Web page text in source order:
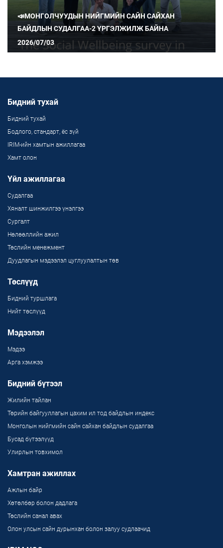
📣МОНГОЛЧУУДЫН НИЙГМИЙН САЙН САЙХАН
БАЙДЛЫН СУДАЛГАА-2 ҮРГЭЛЖИЛЖ БАЙНА
2026/07/03
Бидний тухай
Бидний тухай
Бодлого, стандарт, ёс зүй
IRIM-ийн хамтын ажиллагаа
Хамт олон
Үйл ажиллагаа
Судалгаа
Хяналт шинжилгээ үнэлгээ
Сургалт
Нөлөөллийн ажил
Төслийн менежмент
Дуудлагын мэдээлэл цуглуулалтын төв
Төслүүд
Бидний туршлага
Нийт төслүүд
Мэдээлэл
Мэдээ
Арга хэмжээ
Бидний бүтээл
Жилийн тайлан
Төрийн байгууллагын цахим ил тод байдлын индекс
Монголын нийгмийн сайн сайхан байдлын судалгаа
Бусад бүтээлүүд
Улирлын товхимол
Хамтран ажиллах
Ажлын байр
Хөтөлбөр болон дадлага
Төслийн санал авах
Олон улсын сайн дурынхан болон залуу судлаачид